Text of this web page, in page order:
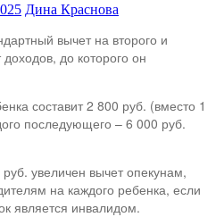
Дина Краснова
вычет на второго и
до которого он
составит 2 800 руб. (вместо 1
последующего – 6 000 руб.
увеличен вычет опекунам,
на каждого ребенка, если
является инвалидом.